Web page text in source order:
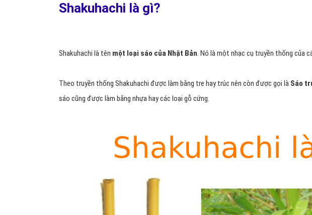
Shakuhachi là gì?
Shakuhachi là tên một loại sáo của Nhật Bản. Nó là một nhạc cụ truyền thống của
Theo truyền thống Shakuhachi được làm bằng tre hay trúc nên còn được gọi là Sáo
sáo cũng được làm bằng nhựa hay các loại gỗ cứng.